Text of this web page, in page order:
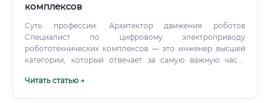
комплексов
Суть профессии: Архитектор движения роботов
Специалист по цифровому электроприводу
робототехнических комплексов — это инженер высшей
категории, который отвечает за самую важную часть
двигаться. Если представить робота как живой организм,
Читать статью →